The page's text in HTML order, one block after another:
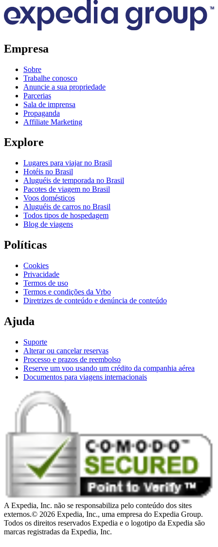
Empresa
Sobre
Trabalhe conosco
Anuncie a sua propriedade
Parcerias
Sala de imprensa
Propaganda
Affiliate Marketing
Explore
Lugares para viajar no Brasil
Hotéis no Brasil
Aluguéis de temporada no Brasil
Pacotes de viagem no Brasil
Voos domésticos
Aluguéis de carros no Brasil
Todos tipos de hospedagem
Blog de viagens
Políticas
Cookies
Privacidade
Termos de uso
Termos e condições da Vrbo
Diretrizes de conteúdo e denúncia de conteúdo
Ajuda
Suporte
Alterar ou cancelar reservas
Processo e prazos de reembolso
Reserve um voo usando um crédito da companhia aérea
Documentos para viagens internacionais
A Expedia, Inc. não se responsabiliza pelo conteúdo dos sites
externos.© 2026 Expedia, Inc., uma empresa do Expedia Group.
Todos os direitos reservados Expedia e o logotipo da Expedia são
marcas registradas da Expedia, Inc.